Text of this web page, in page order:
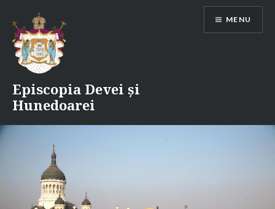
content
Episcopia Devei și
Hunedoarei
MENU